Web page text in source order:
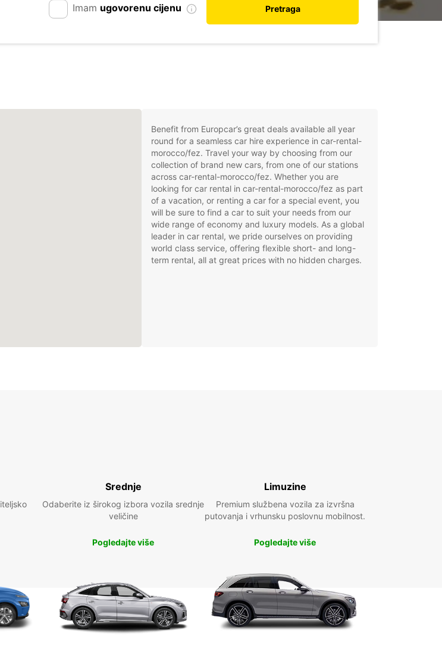
Imam ugovorenu cijenu Pretraga
Benefit from Europcar’s great deals available all year
round for a seamless car hire experience in car-rental-
morocco/fez. Travel your way by choosing from our
collection of brand new cars, from one of our stations
across car-rental-morocco/fez. Whether you are
looking for car rental in car-rental-morocco/fez as part
of a vacation, or renting a car for a special event, you
will be sure to find a car to suit your needs from our
wide range of economy and luxury models. As a global
leader in car rental, we pride ourselves on providing
world class service, offering flexible short- and long-
term rental, all at great prices with no hidden charges.
Srednje
Odaberite iz širokog izbora vozila srednje
veličine
Pogledajte više
Limuzine
Premium službena vozila za izvršna
putovanja i vrhunsku poslovnu mobilnost.
Pogledajte više